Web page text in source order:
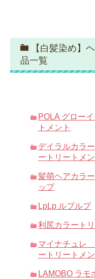
【白髪染め】
品一覧
POLA グロー
トメント
デイラルカラ
ートリートメン
髪萌ヘアカラ
ップ
LpLp ルプルプ
利尻カラート
マイナチュレ
ートリートメン
LAMOBO ラモ